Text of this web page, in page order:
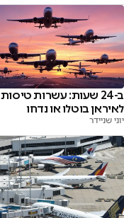
ב-24 שעות: עשרות טיסות
לאיראן בוטלו או נדחו
יוני שניידר